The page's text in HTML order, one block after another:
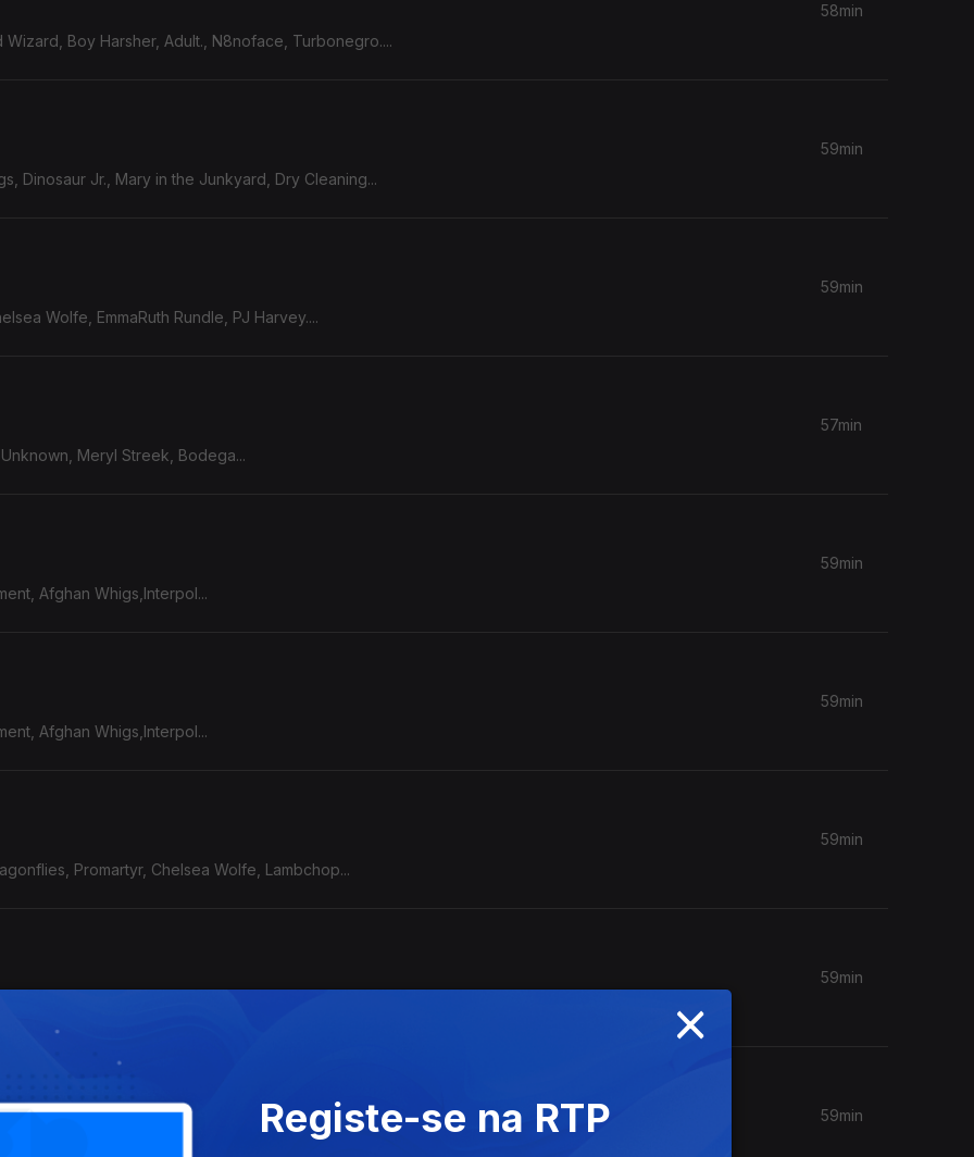
Boy Harsher, Adult., N8noface, Turbonegro....
58min
Dinosaur Jr., Mary in the Junkyard, Dry Cleaning...
59min
Wolfe, EmmaRuth Rundle, PJ Harvey....
59min
Meryl Streek, Bodega...
57min
Afghan Whigs,Interpol...
59min
Afghan Whigs,Interpol...
59min
Promartyr, Chelsea Wolfe, Lambchop...
59min
N8noface, YHWH Nailgun...
59min
Mary in the Junkyard, Dry Cleaning, Gurriers, Dead Pioneers....
59min
×
Registe-se na RTP